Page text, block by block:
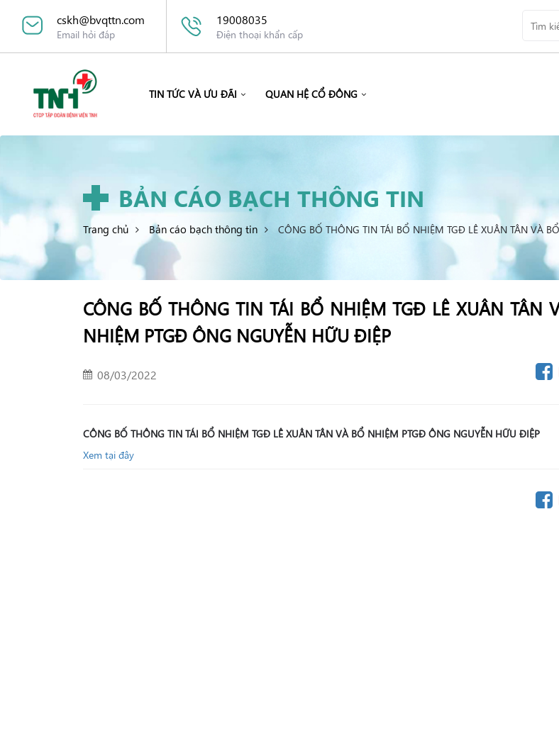
cskh@bvqttn.com
Email hỏi đáp
19008035
Điện thoại khẩn cấp
TIN TỨC VÀ ƯU ĐÃI QUAN HỆ CỔ ĐÔNG
BẢN CÁO BẠCH THÔNG TIN
Trang chủ Bản cáo bạch thông tin CÔNG BỐ THÔNG TIN TÁI BỔ NHIỆM TGĐ LÊ XUÂN TÂN VÀ
CÔNG BỐ THÔNG TIN TÁI BỔ NHIỆM TGĐ LÊ XUÂN TÂN
NHIỆM PTGĐ ÔNG NGUYỄN HỮU ĐIỆP
08/03/2022
CÔNG BỐ THÔNG TIN TÁI BỔ NHIỆM TGĐ LÊ XUÂN TÂN VÀ BỔ NHIỆM PTGĐ ÔNG NGUYỄN HỮU ĐIỆP
Xem tại đây